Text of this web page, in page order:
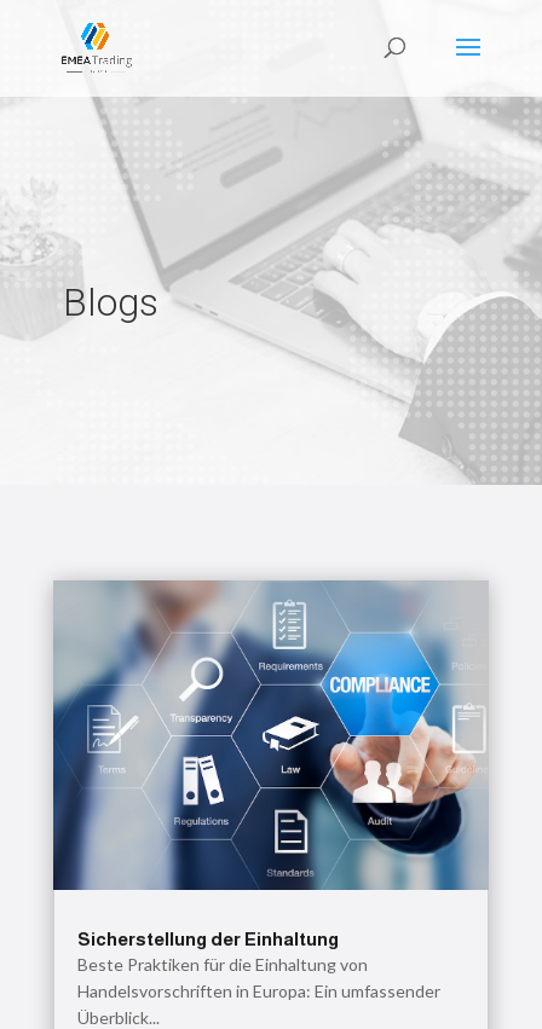
Blogs
Sicherstellung der Einhaltung
Beste Praktiken für die Einhaltung von
Handelsvorschriften in Europa: Ein umfassender
Überblick...